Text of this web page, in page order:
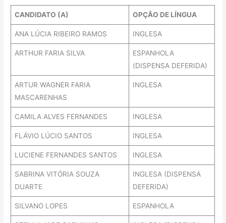
CANDIDATO (A) OPÇÃO DE LÍNGUA
ANA LÚCIA RIBEIRO RAMOS INGLESA
ARTHUR FARIA SILVA
ESPANHOLA
(DISPENSA DEFERIDA)
ARTUR WAGNER FARIA
MASCARENHAS
INGLESA
CAMILA ALVES FERNANDES INGLESA
FLÁVIO LÚCIO SANTOS INGLESA
LUCIENE FERNANDES SANTOS INGLESA
SABRINA VITÓRIA SOUZA
DUARTE
INGLESA (DISPENSA
DEFERIDA)
SILVANO LOPES ESPANHOLA